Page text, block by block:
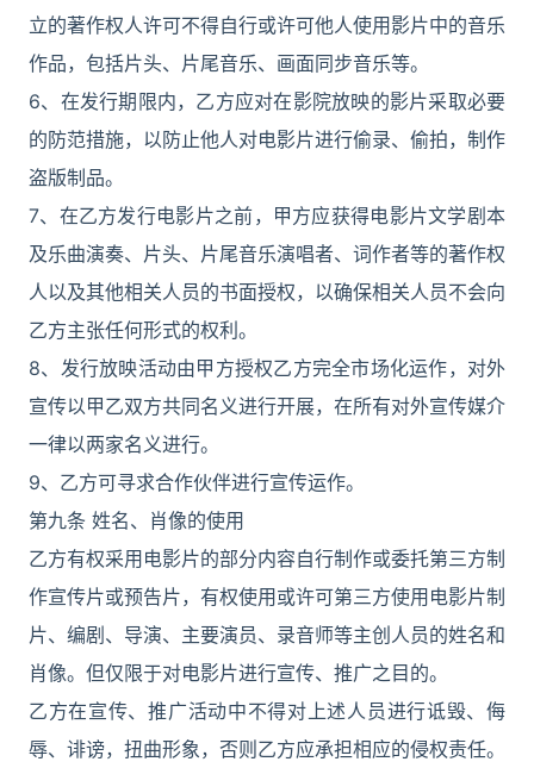
立的著作权人许可不得自行或许可他人使用影片中的音乐
作品，包括片头、片尾音乐、画面同步音乐等。
6、在发行期限内，乙方应对在影院放映的影片采取必要
的防范措施，以防止他人对电影片进行偷录、偷拍，制作
盗版制品。
7、在乙方发行电影片之前，甲方应获得电影片文学剧本
及乐曲演奏、片头、片尾音乐演唱者、词作者等的著作权
人以及其他相关人员的书面授权，以确保相关人员不会向
乙方主张任何形式的权利。
8、发行放映活动由甲方授权乙方完全市场化运作，对外
宣传以甲乙双方共同名义进行开展，在所有对外宣传媒介
一律以两家名义进行。
9、乙方可寻求合作伙伴进行宣传运作。
第九条 姓名、肖像的使用
乙方有权采用电影片的部分内容自行制作或委托第三方制
作宣传片或预告片，有权使用或许可第三方使用电影片制
片、编剧、导演、主要演员、录音师等主创人员的姓名和
肖像。但仅限于对电影片进行宣传、推广之目的。
乙方在宣传、推广活动中不得对上述人员进行诋毁、侮
辱、诽谤，扭曲形象，否则乙方应承担相应的侵权责任。